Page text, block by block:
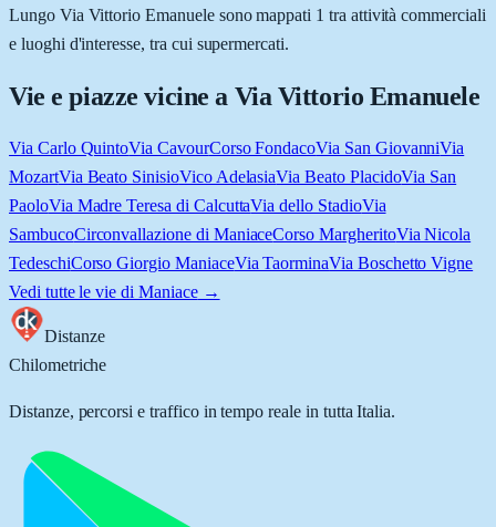
Lungo Via Vittorio Emanuele sono mappati 1 tra attività commerciali
e luoghi d'interesse, tra cui supermercati.
Vie e piazze vicine a Via Vittorio Emanuele
Via Carlo QuintoVia CavourCorso FondacoVia San GiovanniVia
MozartVia Beato SinisioVico AdelasiaVia Beato PlacidoVia San
PaoloVia Madre Teresa di CalcuttaVia dello StadioVia
SambucoCirconvallazione di ManiaceCorso MargheritoVia Nicola
TedeschiCorso Giorgio ManiaceVia TaorminaVia Boschetto Vigne
Vedi tutte le vie di Maniace→
Distanze
Chilometriche
Distanze, percorsi e traffico in tempo reale in tutta Italia.